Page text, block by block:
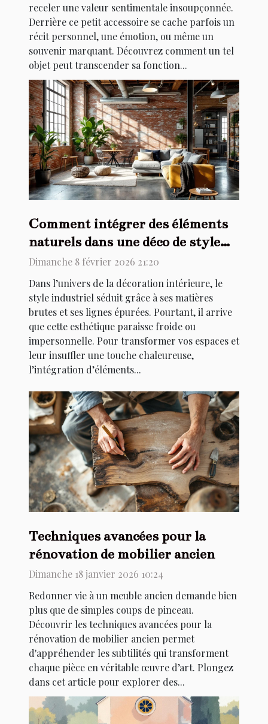
receler une valeur sentimentale insoupçonnée.
Derrière ce petit accessoire se cache parfois un
récit personnel, une émotion, ou même un
souvenir marquant. Découvrez comment un tel
objet peut transcender sa fonction...
Comment intégrer des éléments
naturels dans une déco de style
industriel ?
Dimanche 8 février 2026 21:20
Dans l’univers de la décoration intérieure, le
style industriel séduit grâce à ses matières
brutes et ses lignes épurées. Pourtant, il arrive
que cette esthétique paraisse froide ou
impersonnelle. Pour transformer vos espaces et
leur insuffler une touche chaleureuse,
l’intégration d’éléments...
Techniques avancées pour la
rénovation de mobilier ancien
Dimanche 18 janvier 2026 10:24
Redonner vie à un meuble ancien demande bien
plus que de simples coups de pinceau.
Découvrir les techniques avancées pour la
rénovation de mobilier ancien permet
d'appréhender les subtilités qui transforment
chaque pièce en véritable œuvre d’art. Plongez
dans cet article pour explorer des...